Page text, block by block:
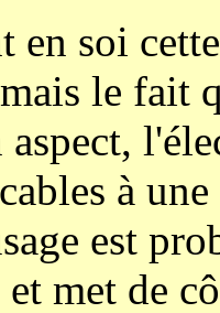
en soi
le fait
aspect,
à
est
met de